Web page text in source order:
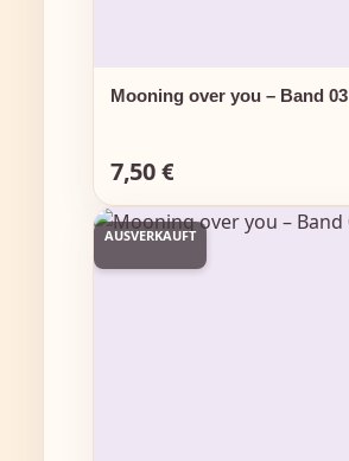
Mooning over you – Band 03
Regulärer Preis:
7,50 €
AUSVERKAUFT